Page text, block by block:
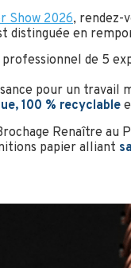
Show 2026, rendez-
distinguée en
de 5
pour un travail
100 % recyclable
Renaître au
papier alliant